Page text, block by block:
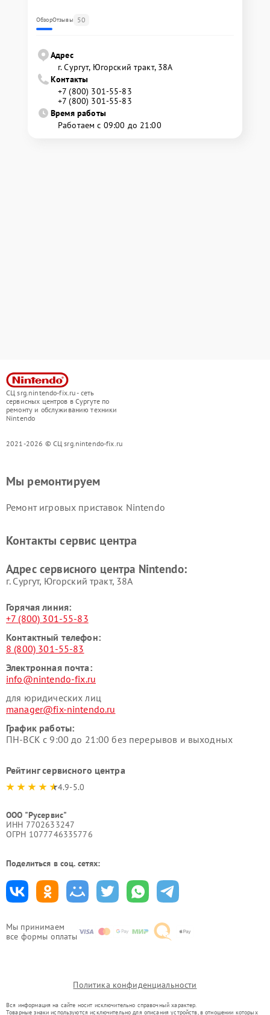
ОбзорОтзывы 50
Адрес
г. Сургут, Югорский тракт, 38А
Контакты
+7 (800) 301-55-83
+7 (800) 301-55-83
Время работы
Работаем с 09:00 до 21:00
СЦ srg.nintendo-fix.ru - сеть
сервисных центров в Сургуте по
ремонту и обслуживанию техники
Nintendo
2021-2026 © СЦ srg.nintendo-fix.ru
Мы принимаем
все формы оплаты
Мы ремонтируем
Ремонт игровых приставок Nintendo
Контакты сервис центра
Адрес сервисного центра Nintendo:
г. Сургут, Югорский тракт, 38А
Горячая линия:
+7 (800) 301-55-83
Контактный телефон:
8 (800) 301-55-83
Электронная почта:
info@nintendo-fix.ru
для юридических лиц
manager@fix-nintendo.ru
График работы:
ПН-ВСК с 9:00 до 21:00 без перерывов и выходных
Рейтинг сервисного центра
4.9-5.0
ООО "Русервис"
ИНН 7702633247
ОГРН 1077746335776
Поделиться в соц. сетях:
Политика конфиденциальности
Вся информация на сайте носит исключительно справочный характер.
Товарные знаки используются исключительно для описания устройств, в отношении которых